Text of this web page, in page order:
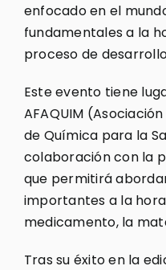
enfocado en el
fundamentales a la
proceso de
Este evento tiene
AFAQUIM
de Química para la
colaboración con la
que permitirá
importantes a la
medicamento, la
Tras su éxito en la